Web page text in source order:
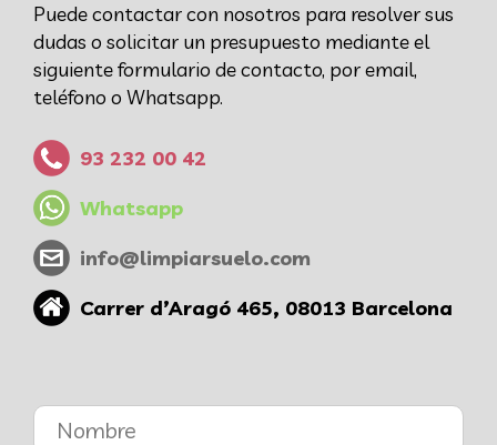
Puede contactar con nosotros para resolver sus
dudas o solicitar un presupuesto mediante el
siguiente formulario de contacto, por email,
teléfono o Whatsapp.
93 232 00 42
Whatsapp
info@limpiarsuelo.com
Carrer d’Aragó 465, 08013 Barcelona